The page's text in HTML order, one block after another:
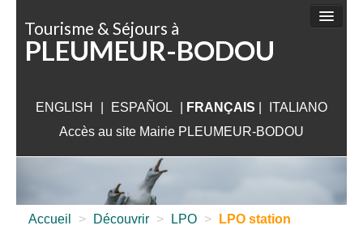
Tourisme & Séjours à
PLEUMEUR-BODOU
ENGLISH ESPAÑOL FRANÇAIS
ITALIANO
Accès au site Mairie PLEUMEUR-BODOU
FAIRE
SÉJOURNER
VISITER
AUX ALENTOURS
INFORMATIONS PRATIQUES
Accueil
> Découvrir > LPO > LPO station